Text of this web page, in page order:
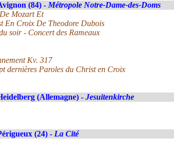
(84) - Métropole Notre-Dame-des-Doms
Mozart Et
En Croix De Theodore Dubois
soir - Concert des Rameaux
Kv. 317
dernières Paroles du Christ en Croix
(Allemagne) - Jesuitenkirche
(24) - La Cité